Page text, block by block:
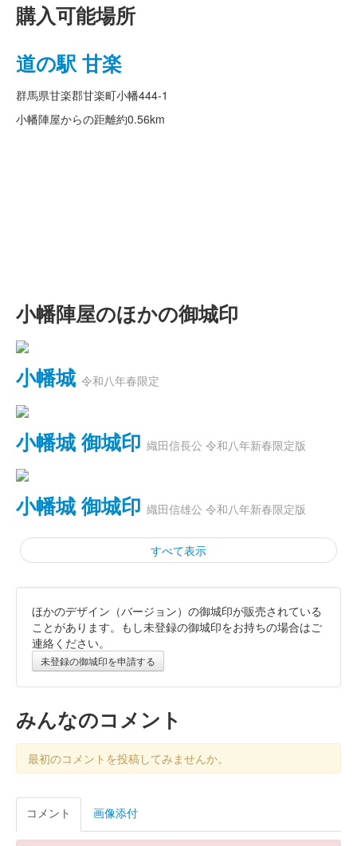
購入可能場所
道の駅 甘楽
群馬県甘楽郡甘楽町小幡444-1
小幡陣屋からの距離約0.56km
小幡陣屋のほかの御城印
小幡城 令和八年春限定
小幡城 御城印 織田信長公 令和八年新春限定版
小幡城 御城印 織田信雄公 令和八年新春限定版
すべて表示
小幡城 御城印 令和七年秋限定版
小幡城 御城印 信雄公版
小幡城 御城印 信長公版
小幡城 御城印
ほかのデザイン（バージョン）の御城印が販売されている
ことがあります。もし未登録の御城印をお持ちの場合はご
連絡ください。
未登録の御城印を申請する
みんなのコメント
最初のコメントを投稿してみませんか。
コメント 画像添付